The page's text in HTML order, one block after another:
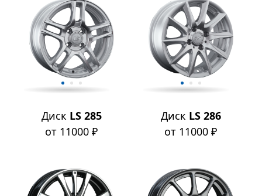
Диск LS 285
от 11000 ₽
Диск LS 286
от 11000 ₽